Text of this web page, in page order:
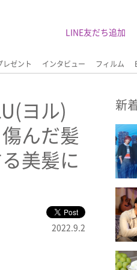
レゼント インタビュー フィルム
LINE友だち追加
ヨル)
んだ髪
美髪に
2022.9.2
新